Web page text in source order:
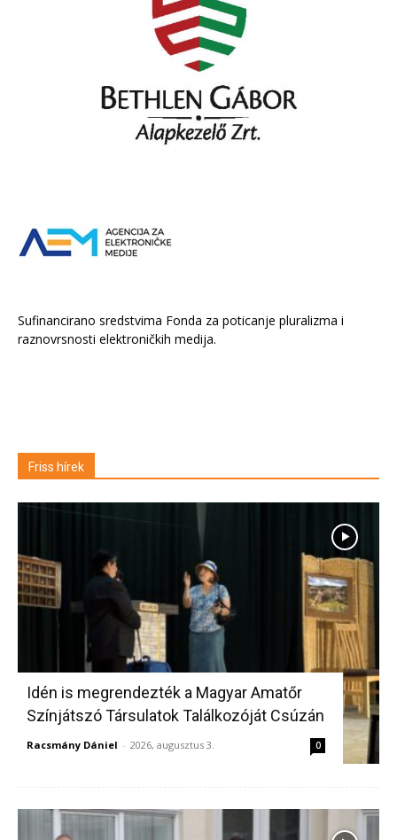
Sufinancirano sredstvima Fonda za poticanje pluralizma i
raznovrsnosti elektroničkih medija.
Friss hírek
Idén is megrendezték a Magyar Amatőr
Színjátszó Társulatok Találkozóját Csúzán
Racsmány Dániel - 2026, augusztus 3. 0